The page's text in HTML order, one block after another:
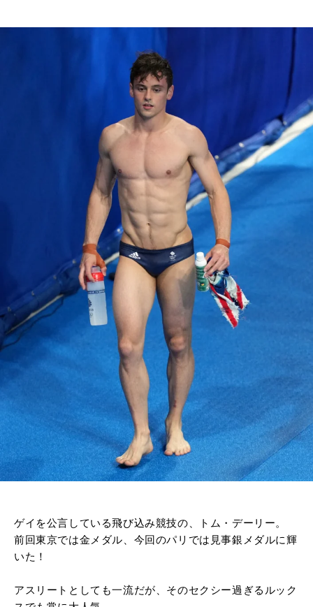
ゲイを公言している飛び込み競技の、トム・デーリー。
前回東京では金メダル、今回のパリでは見事銀メダルに輝
いた！
アスリートとしても一流だが、 そのセクシー過ぎるルック